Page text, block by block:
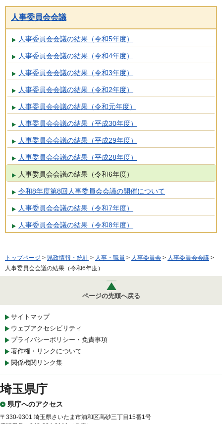
人事委員会会議
人事委員会会議の結果（令和5年度）
人事委員会会議の結果（令和4年度）
人事委員会会議の結果（令和3年度）
人事委員会会議の結果（令和2年度）
人事委員会会議の結果（令和元年度）
人事委員会会議の結果（平成30年度）
人事委員会会議の結果（平成29年度）
人事委員会会議の結果（平成28年度）
人事委員会会議の結果（令和6年度）
令和8年度第8回人事委員会会議の開催について
人事委員会会議の結果（令和7年度）
人事委員会会議の結果（令和8年度）
トップページ > 県政情報・統計 > 人事・職員 > 人事委員会 > 人事委員会会議 >
人事委員会会議の結果（令和6年度）
ページの先頭へ戻る
サイトマップ
ウェブアクセシビリティ
プライバシーポリシー・免責事項
著作権・リンクについて
関係機関リンク集
埼玉県庁
県庁へのアクセス
〒330-9301 埼玉県さいたま市浦和区高砂三丁目15番1号